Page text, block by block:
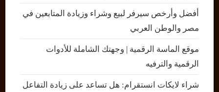
أفضل وأرخص سيرفر لبيع وشراء وزيادة المتابعين في
مصر والوطن العربي
موقع الماسة الرقمية | وجهتك الشاملة للأدوات
الرقمية والترفيه
شراء لايكات انستقرام: هل تساعد على زيادة التفاعل